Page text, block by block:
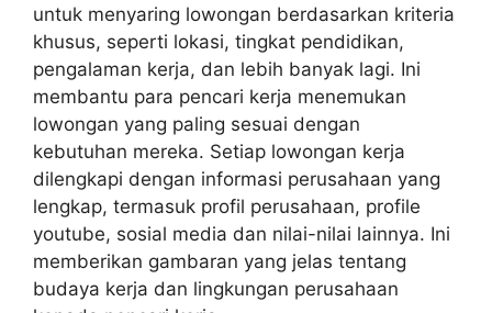
untuk menyaring lowongan berdasarkan kriteria
khusus, seperti lokasi, tingkat pendidikan,
pengalaman kerja, dan lebih banyak lagi. Ini
membantu para pencari kerja menemukan
lowongan yang paling sesuai dengan
kebutuhan mereka. Setiap lowongan kerja
dilengkapi dengan informasi perusahaan yang
lengkap, termasuk profil perusahaan, profile
youtube, sosial media dan nilai-nilai lainnya. Ini
memberikan gambaran yang jelas tentang
budaya kerja dan lingkungan perusahaan